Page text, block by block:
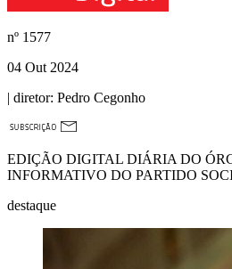
nº 1577
04 Out 2024
| diretor: Pedro Cegonho
EDIÇÃO DIGITAL DIÁRIA DO
INFORMATIVO DO PARTIDO
destaque